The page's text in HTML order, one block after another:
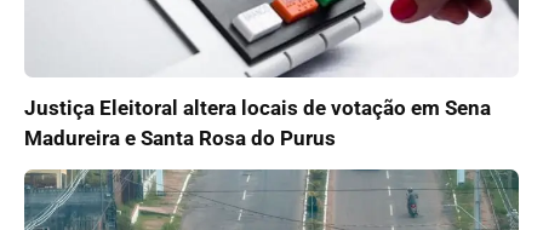
Justiça Eleitoral altera locais de votação em Sena
Madureira e Santa Rosa do Purus